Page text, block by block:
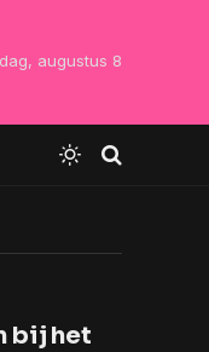
augustus 8
bij het